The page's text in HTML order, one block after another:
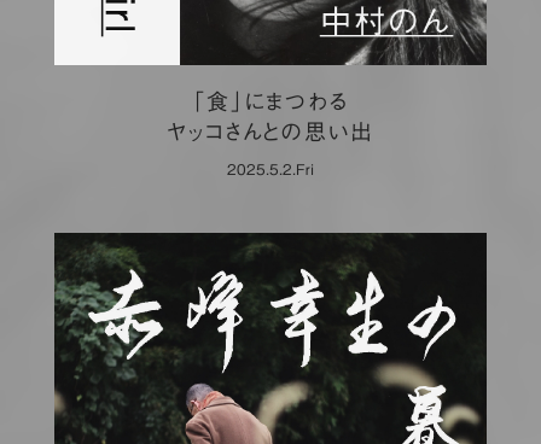
「食」にまつわる
ヤッコさんとの思い出
2025.5.2.Fri